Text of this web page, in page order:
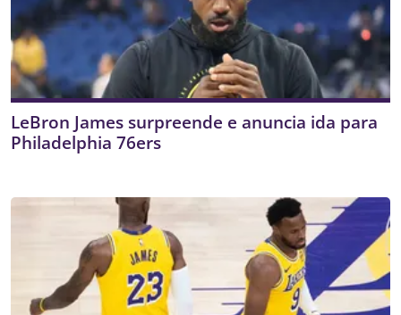
LeBron James surpreende e anuncia ida para
Philadelphia 76ers